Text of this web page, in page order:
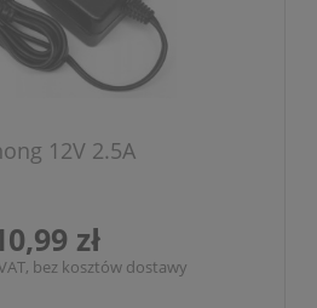
12V 2.5A
zł
bez kosztów dostawy